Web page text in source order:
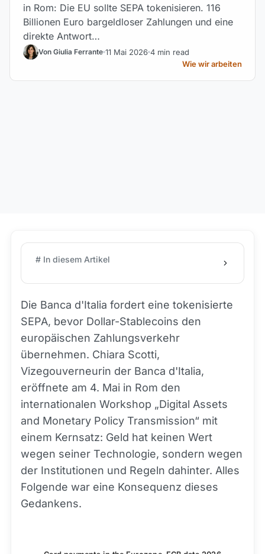
in Rom: Die EU sollte SEPA tokenisieren. 116
Billionen Euro bargeldloser Zahlungen und eine
direkte Antwort…
Von Giulia Ferrante 11 Mai 2026 4 min read
Wie wir arbeiten
# In diesem Artikel
Die Banca d'Italia fordert eine tokenisierte
SEPA, bevor Dollar-Stablecoins den
europäischen Zahlungsverkehr
übernehmen. Chiara Scotti,
Vizegouverneurin der Banca d'Italia,
eröffnete am 4. Mai in Rom den
internationalen Workshop „Digital Assets
and Monetary Policy Transmission“ mit
einem Kernsatz: Geld hat keinen Wert
wegen seiner Technologie, sondern wegen
der Institutionen und Regeln dahinter. Alles
Folgende war eine Konsequenz dieses
Gedankens.